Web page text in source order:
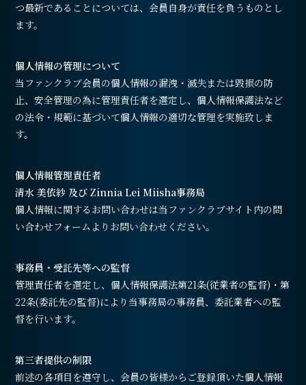
つ最新であることについては、会員自身が責任を負うものとし
ます。
個人情報の管理について
当ファンクラブ会員の個人情報の漏洩・滅失または毀損の防
止、安全管理の為に管理責任者を選定し、個人情報保護法など
の法令・規範に基づいて個人情報の適切な管理を実施致しま
す。
個人情報管理責任者
清水 美依紗 及び Zinnia Lei Miisha事務局
個人情報に関するお問い合わせは当ファンクラブサイト内の問
い合わせフォームよりお問い合わせください。
事務員・受託先等への監督
管理責任者を選定し、個人情報保護法第21条(従業者の監督)・第
22条(委託先の監督)により当事務局の事務員、委託業者への監
督を行います。
第三者提供の制限
前述の各項目を遵守し、会員の皆様からご登録頂いた個人情報